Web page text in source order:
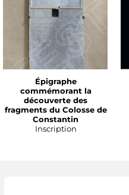
Épigraphe
commémorant la
découverte des
fragments du Colosse de
Constantin
Inscription